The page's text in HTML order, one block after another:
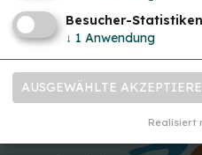
Besucher-Statistiken
↓ 1 Anwendung
AUSGEWÄHLTE
Realisiert